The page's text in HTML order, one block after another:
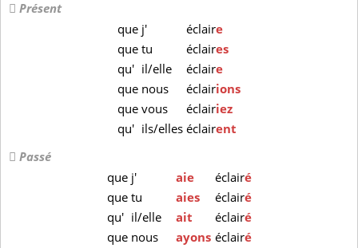
Présent
que j' éclaire
quetu éclaires
qu' il/elle éclaire
que nous éclairions
quevous éclairiez
qu' ils/elleséclairent
Passé
que j' aie éclairé
que tu aies éclairé
qu' il/elle ait éclairé
que nous ayons éclairé